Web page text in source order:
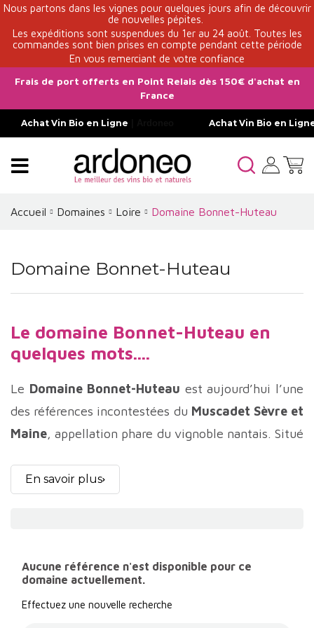
Nous partons dans les vignes pour quelques jours afin de découvrir
de nouvelles pépites.
Les expéditions sont suspendues du 1er au 24 août. Toutes les
commandes sont bien prises en compte pendant cette période
En vous remerciant de votre confiance
Frais de port offerts en Point Relais dès 150€ d'achat en
France
Achat Vin Bio en Ligne Achat Vin Bio en
Accueil Domaines Loire Domaine Bonnet-Huteau
Domaine Bonnet-Huteau
Le domaine Bonnet-Huteau en
quelques mots....
Le Domaine Bonnet-Huteau est aujourd’hui l’une
des références incontestées du Muscadet Sèvre et
Maine, appellation phare du vignoble nantais. Situé
historique duMelon de Bourgogne
biologique et biodynamique dans la région, les
contribué à redonner au Muscadet une image
En savoir plus
Aucune référence n'est disponible pour ce
domaine actuellement.
Effectuez une nouvelle recherche